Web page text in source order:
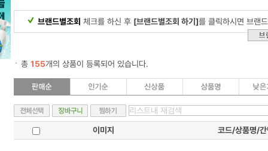
브랜드별조회 체크를 하신 후 [브랜드별조회 하기]를 클릭하시면 브랜
총 155개의 상품이 등록되어 있습니다.
이미지 코드/상품명/간